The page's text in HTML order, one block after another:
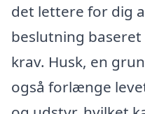
det lettere for dig
beslutning
krav. Husk, en
også forlænge